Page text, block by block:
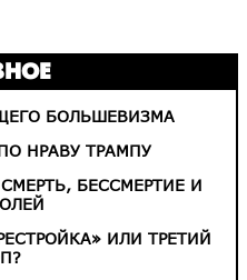
БОЛЬШЕВИЗМА
НРАВУ ТРАМПУ
БЕССМЕРТИЕ И
ИЛИ ТРЕТИЙ